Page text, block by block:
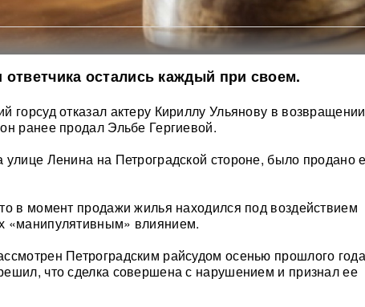
ответчика остались каждый при своем.
горсуд отказал актеру Кириллу Ульянову в возвращении
ранее продал Эльбе Гергиевой.
улице Ленина на Петроградской стороне, было продано
в момент продажи жилья находился под воздействием
«манипулятивным» влиянием.
Петроградским райсудом осенью прошлого
что сделка совершена с нарушением и признал ее